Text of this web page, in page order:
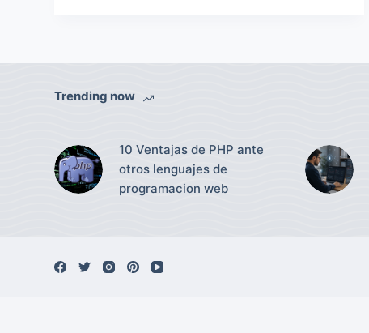
Trending now
10 Ventajas de PHP ante
otros lenguajes de
programacion web